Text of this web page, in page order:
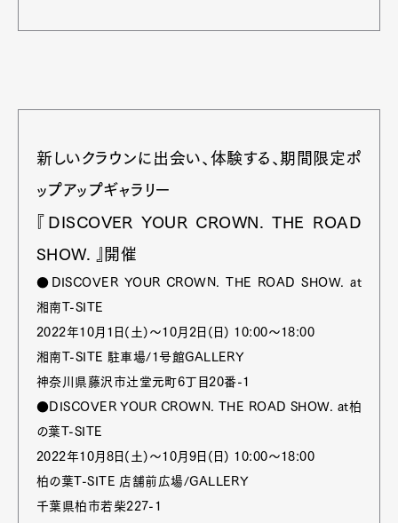
新しいクラウンに出会い、体験する、期間限定ポ
ップアップギャラリー
『DISCOVER YOUR CROWN. THE ROAD
SHOW. 』開催
●DISCOVER YOUR CROWN. THE ROAD SHOW. at
湘南T-SITE
2022年10月1日(土)～10月2日(日) 10:00～18:00
湘南T-SITE 駐車場/1号館GALLERY
神奈川県藤沢市辻堂元町6丁目20番-1
●DISCOVER YOUR CROWN. THE ROAD SHOW. at柏
の葉T-SITE
2022年10月8日(土)～10月9日(日) 10:00～18:00
柏の葉T-SITE 店舗前広場/GALLERY
千葉県柏市若柴227-1